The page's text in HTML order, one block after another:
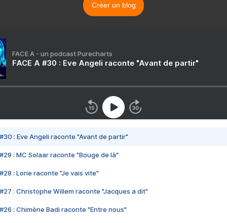
Créer un blog
FACE A - un podcast Purecharts
FACE A #30 : Eve Angeli raconte "Avant de partir"
#30 : Eve Angeli raconte "Avant de partir"
#29 : MC Solaar raconte "Bouge de là"
#28 : Lorie raconte "Je vais vite"
#27 : Christophe Willem raconte "Jacques a dit"
#26 : Chimène Badi raconte "Entre nous"